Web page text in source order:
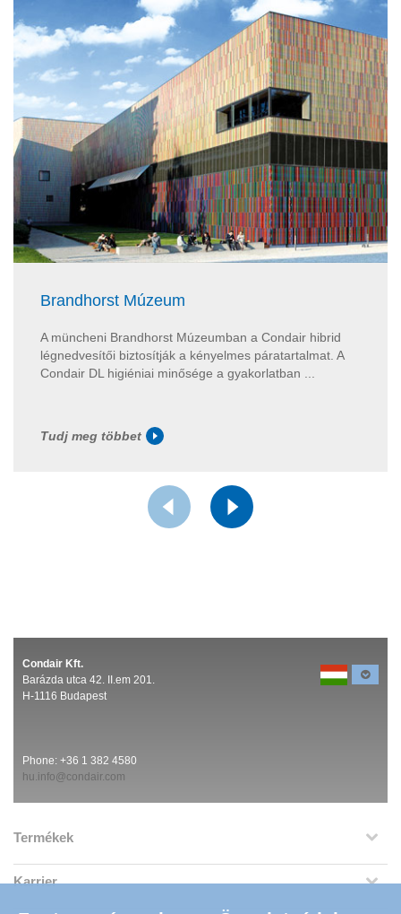
Brandhorst Múzeum
A müncheni Brandhorst Múzeumban a Condair hibrid
légnedvesítői biztosítják a kényelmes páratartalmat. A
Condair DL higiéniai minősége a gyakorlatban ...
Tudj meg többet
Condair Kft.
Barázda utca 42. II.em 201.
H-1116 Budapest
Phone: +36 1 382 4580
hu.info@condair.com
Termékek
Karrier